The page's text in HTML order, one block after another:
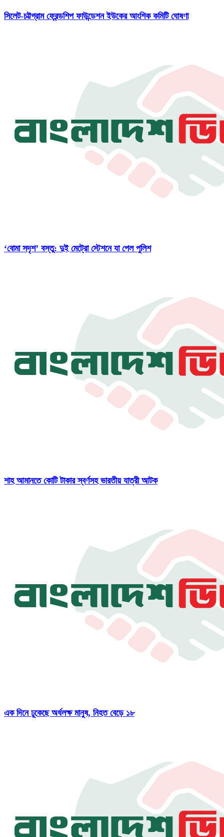
সিলেট-চট্টগ্রাম ফ্রেন্ডশিপ ফাউন্ডেশন ইউকের আংশিক কমিটি ঘোষণা
‘বোমা সদৃশ’ বস্তু: দুই মেট্রো স্টেশনে যা পেল পুলিশ
শাহ আমানতে কোটি টাকার স্বর্ণসহ ভারতীয় যাত্রী আটক
এক দিনে ঢুকেছে অর্ধলক্ষ মানুষ, নিহত বেড়ে ১৮